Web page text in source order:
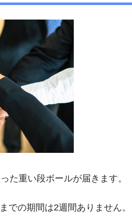
た重い段ボールが届きます。
での期間は2週間ありません。